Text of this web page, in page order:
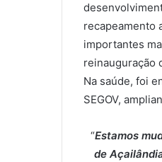
recapeamento
importantes
reinauguração
Na saúde, foi
SEGOV,
“Estamos
de